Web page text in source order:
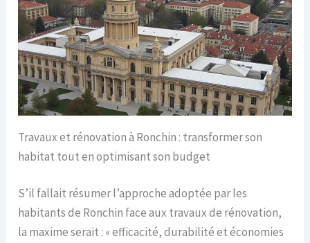
Travaux et rénovation à Ronchin : transformer son
habitat tout en optimisant son budget
S’il fallait résumer l’approche adoptée par les
habitants de Ronchin face aux travaux de rénovation,
la maxime serait : « efficacité, durabilité et économies